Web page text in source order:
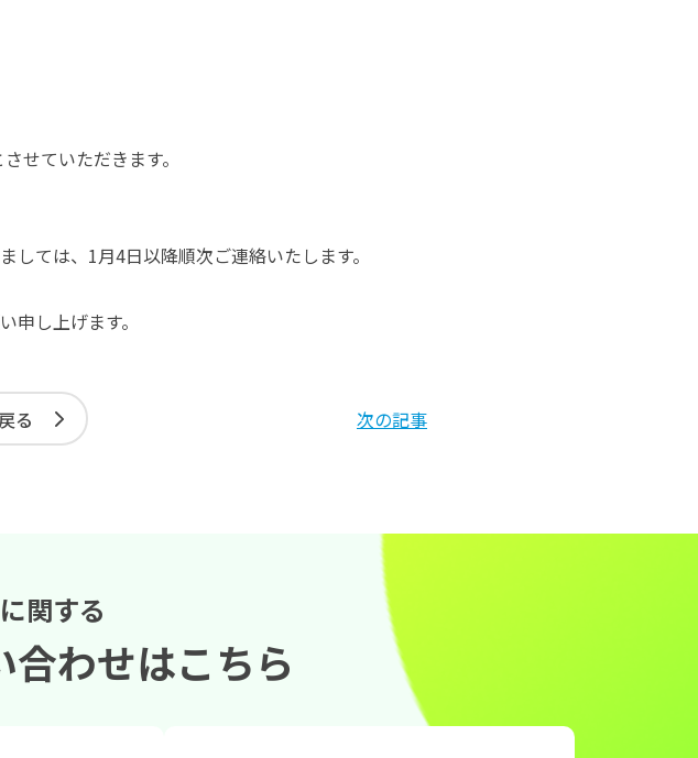
せていただきます。
ては、1月4日以降順次ご連絡いたします。
申し上げます。
る 次の記事
関する
合わせはこちら